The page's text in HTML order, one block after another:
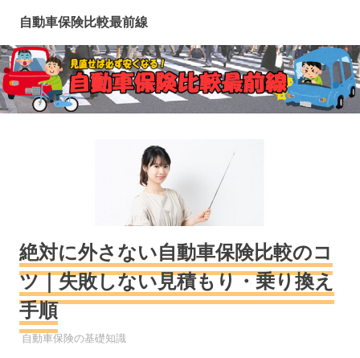
テ
ン
ツ
へ
自動車保険比較最前線
絶対に外さない自動車保険比較のコ
ツ｜失敗しない見積もり・乗り換え
手順
自動車保険
自動車保険の基礎知識